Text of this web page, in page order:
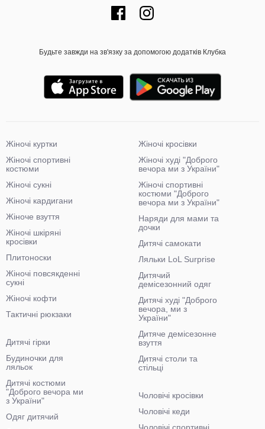
Будьте завжди на зв'язку за допомогою додатків Клубка
Жіночі куртки
Жіночі спортивні
костюми
Жіночі сукні
Жіночі кардигани
Жіноче взуття
Жіночі шкіряні
кросівки
Плитоноски
Жіночі повсякденні
сукні
Жіночі кофти
Тактичні рюкзаки
Жіночі кросівки
Жіночі худі "Доброго
вечора ми з України"
Жіночі спортивні
костюми "Доброго
вечора ми з України"
Наряди для мами та
дочки
Дитячі самокати
Ляльки LoL Surprise
Дитячий
демісезонний одяг
Дитячі худі "Доброго
вечора, ми з
України"
Дитяче демісезонне
взуття
Дитячі столи та
стільці
Дитячі гірки
Будиночки для
ляльок
Дитячі костюми
"Доброго вечора ми
з України"
Одяг дитячий
Чоловічі кросівки
Чоловічі кеди